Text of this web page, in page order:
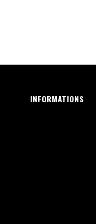
INFORMATIONS